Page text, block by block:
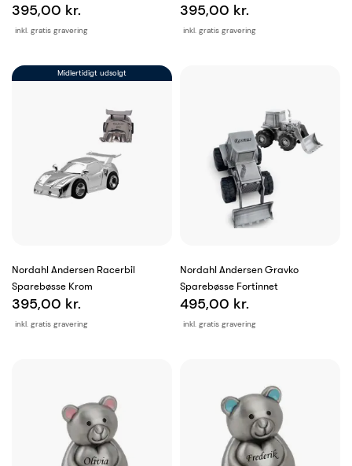
inkl. gratis gravering
395,00 kr.
inkl. gratis gravering
395,00 kr.
Nordahl Andersen Racerbil
Sparebøsse Krom
inkl. gratis gravering
395,00 kr.
Midlertidigt udsolgt
Nordahl Andersen Gravko
Sparebøsse Fortinnet
inkl. gratis gravering
495,00 kr.